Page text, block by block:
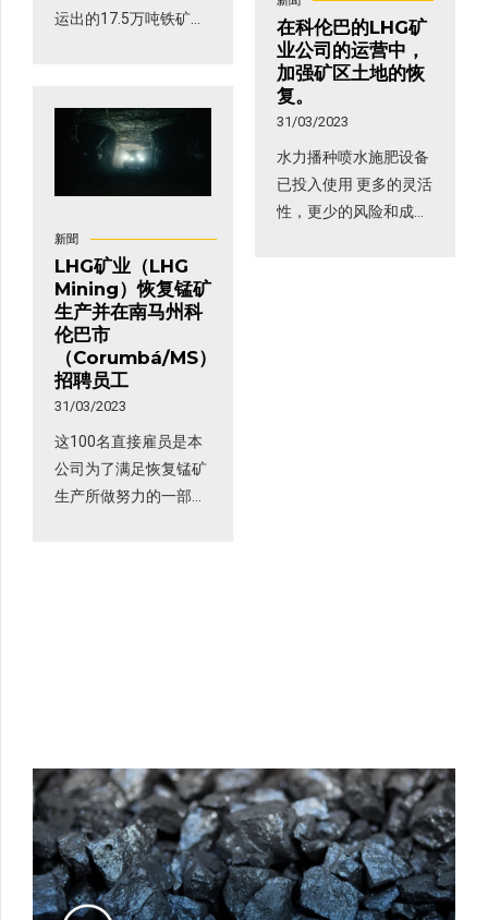
运出的17.5万吨铁矿石
60万吨的铁矿石将出口
到世界各地 运费将降多
在科伦巴的LHG矿
业公司的运营中，
加强矿区土地的恢
复。
31/03/2023
水力播种喷水施肥设备
已投入使用 更多的灵活
性，更少的风险和成本
新聞
LHG矿业（LHG
Mining）恢复锰矿
生产并在南马州科
伦巴市
（Corumbá/MS）
招聘员工
31/03/2023
这100名直接雇员是本
公司为了满足恢复锰矿
生产所做努力的一部